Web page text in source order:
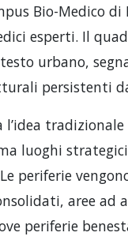
Bio-Medico
esperti. Il
urbano,
persistenti
luoghi
periferie
aree ad
periferie